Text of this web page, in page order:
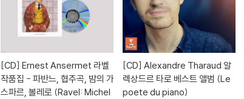
[CD] Ernest Ansermet 라벨
작품집 - 파반느, 협주곡, 밤의 가
스파르, 볼레로 (Ravel: Michel
[CD] Alexandre Tharaud 알
렉상드르 타로 베스트 앨범 (Le
poete du piano)